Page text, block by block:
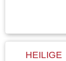
aub”. Het is
HEILIGE